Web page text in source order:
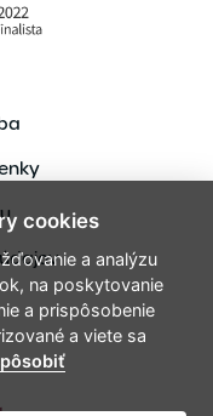
cookies
a analýzu
na poskytovanie
a prispôsobenie
a viete sa